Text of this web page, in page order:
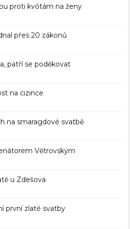
proti kvótám na ženy
přes 20 zákonů
patří se poděkovat
na cizince
na smaragdové svatbě
Větrovským
u Zdešova
první zlaté svatby